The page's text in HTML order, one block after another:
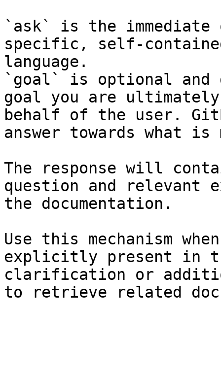
`ask` is the
specific, self-
language.
`goal` is optional and
goal you are
behalf of the user.
answer towards what
The response will
question and relevant
the documentation.
Use this mechanism
explicitly present in
clarification or